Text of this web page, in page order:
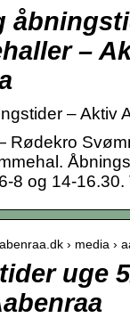
–
– Aktiv
Rødekro
8 og 14-16.30.
› media ›
uge